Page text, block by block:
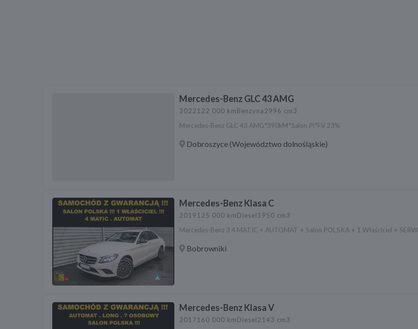
Mercedes-Benz GLC 43 AMG
2022122 000 kmBenzyna2996 cm3
Mercedes-Benz GLC 43 AMG*390kM*Salon Pl*FV 23%
Dobroszyce (Województwo dolnośląskie)
Mercedes-Benz Klasa C
2019125 000 kmDiesel1950 cm3
Mercedes-Benz 3 4 MATIC + AUTOMAT + Salon POLSKA + 1 Właściciel + SERW
Bobrowniki
Mercedes-Benz Klasa V
2017160 000 kmDiesel2143 cm3